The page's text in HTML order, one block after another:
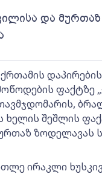
და
ფაქტზე
ხელის შეშლის
ზოდელავას
ირაკლი